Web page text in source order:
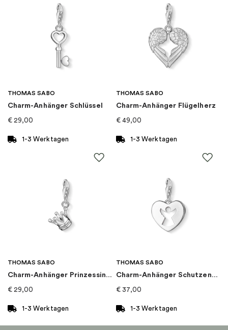
Kategorie:
Kollektion: Eye See You
THOMAS SABO
Charm-Anhänger Schlüssel
€ 29,00
1-3 Werktagen
THOMAS SABO
Charm-Anhänger Flügelherz
€ 49,00
1-3 Werktagen
THOMAS SABO
Charm-Anhänger Prinzessin Krone
€ 29,00
1-3 Werktagen
THOMAS SABO
Charm-Anhänger Schutzengel-Herz
€ 37,00
1-3 Werktagen